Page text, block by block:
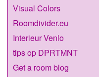
Visual Colors
Roomdivider.eu
Interieur Venlo
tips op DPRTMNT
Get a room blog